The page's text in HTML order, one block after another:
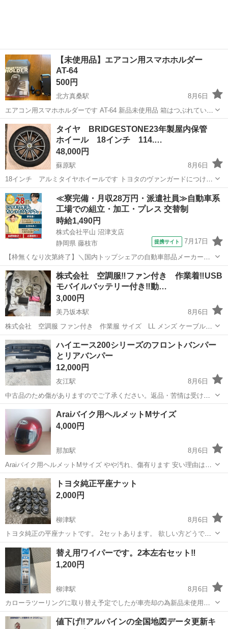
【未使用品】エアコン用スマホホルダー
AT-64
500円
北方真桑駅
8月6日
エアコン用スマホホルダーです AT-64 新品未使用品 箱はつぶれていま
す。 定価1500円程度
岐阜 本巣市 北方真桑駅
タイヤ BRIDGESTONE23年製屋内保管
ホイール 18インチ 114.…
48,000円
蘇原駅
8月6日
18インチ アルミタイヤホイールです トヨタのヴァンガードにつけて
いましたが、買ってすぐに車を売却しました。 次の車につけようと外
して保管していましたが、サイズが合わないため出品します。 もちろ
ん4本付きです タイヤ ...
岐阜 岐阜市 蘇原駅 タイヤ、ホイール
≪寮完備・月収28万円・派遣社員≫自動車系
工場での組立・加工・プレス 交替制
時給1,490円
株式会社平山 沼津支店
静岡県 藤枝市
提携サイト 7月17日
【枠無くなり次第終了】＼国内トップシェアの自動車部品メーカーで
の勤務！／暮らしやすさ抜群の藤枝市での勤務です！初めてさんも安
心のカンタン作業！交替勤務で効率よく稼げる♪ 【未経験歓迎】軽い
ドアミラーの組立スタッフ｜新設のキ...
静岡 藤枝市 その他
株式会社 空調服‼️ファン付き 作業着‼️USB
モバイルバッテリー付き‼️動…
3,000円
美乃坂本駅
8月6日
株式会社 空調服 ファン付き 作業服 サイズ LL メンズ ケーブル付
きでUSBでお手持ちの 携帯等 充電するモバイルバッテリーで 対応可
能です♪ 手元のスイッチで風量の調整は可能です 動作確認済み 洗濯済
みですが多少の汚れ...
岐阜 中津川市 その他
ハイエース200シリーズのフロントバンパー
とリアバンパー
12,000円
友江駅
8月6日
中古品のため傷がありますのでご了承ください。返品・苦情は受け付
けております。
岐阜 大垣市 友江駅 外装、車外用品
Araiバイク用ヘルメットMサイズ
4,000円
那加駅
8月6日
Araiバイク用ヘルメットMサイズ やや汚れ、傷有ります 安い理由は内
装なし 状態は写真に確認してください。
岐阜 各務原市 那加駅 その他
トヨタ純正平座ナット
2,000円
柳津駅
8月6日
トヨタ純正の平座ナットです。 2セットあります。 欲しい方どうでし
ょう。 尚中古の為3Nでお願いします。
岐阜 岐阜市 柳津駅 パーツ
替え用ワイパーです。2本左右セット‼️
1,200円
柳津駅
8月6日
カローラツーリングに取り替え予定でしたが車売却の為新品未使用で
す。 ノア、ヴォクシー80系プリウス50系など他の車にも対応ありま
す。 運転席、助手席セットです。 雪が降る前に交換どうでしょう。
岐阜 岐阜市 柳津駅 パーツ ワイパー
値下げ‼️アルパインの全国地図データ更新キ